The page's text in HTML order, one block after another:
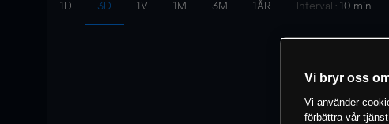
1D 3D 1V 1M 3M 1ÅR Intervall: 10 min
Vi bryr oss
Vi använder
förbättra vår